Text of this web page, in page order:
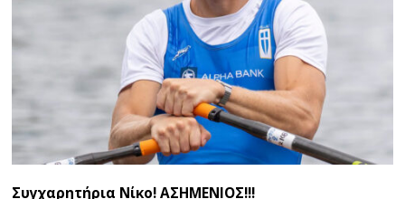
Συγχαρητήρια Νίκο! ΑΣΗΜΕΝΙΟΣ!!!